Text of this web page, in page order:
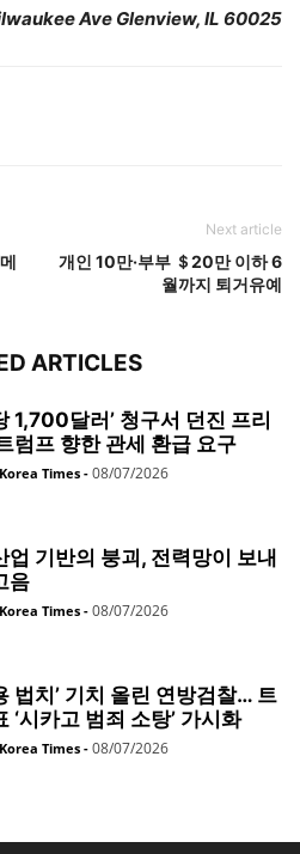
Ave Glenview, IL 60025
Next article
개인 10만·부부 ＄20만 이하 6
월까지 퇴거유예
ARTICLES
1,700달러’ 청구서 던진 프리
럼프 향한 관세 환급 요구
Times - 08/07/2026
업 기반의 붕괴, 전력망이 보내
음
Times - 08/07/2026
법치’ 기치 올린 연방검찰… 트
‘시카고 범죄 소탕’ 가시화
Times - 08/07/2026